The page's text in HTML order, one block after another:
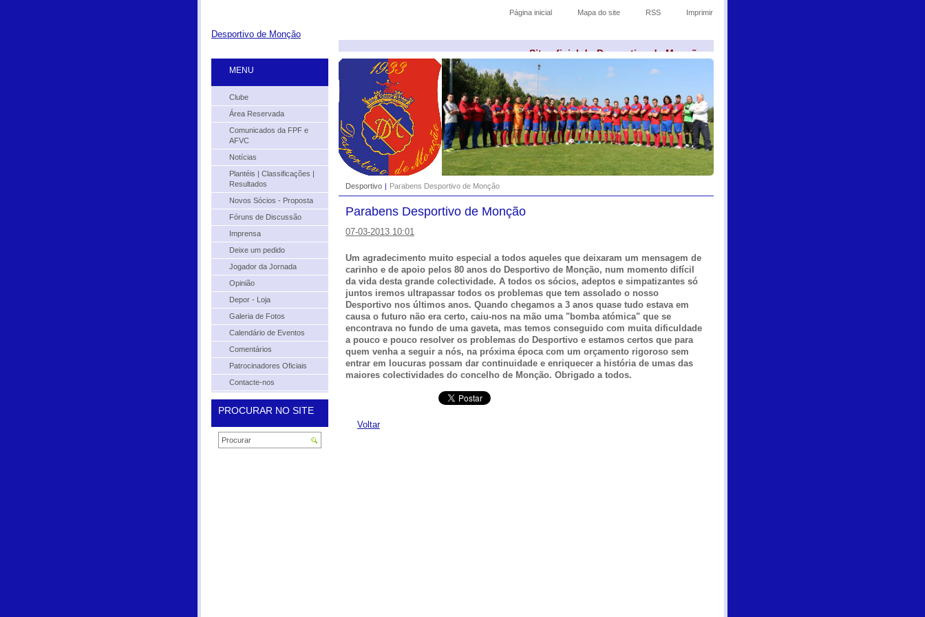
Desportivo de Monção
Site oficial do Desportivo de Monção
Desportivo | Parabens Desportivo de Monção
Parabens Desportivo de Monção
07-03-2013 10:01
Um agradecimento muito especial a todos aqueles que deixaram um mensagem de
carinho e de apoio pelos 80 anos do Desportivo de Monção, num momento difícil
da vida desta grande colectividade. A todos os sócios, adeptos e simpatizantes só
juntos iremos ultrapassar todos os problemas que tem assolado o nosso
Desportivo nos últimos anos. Quando chegamos a 3 anos quase tudo estava em
causa o futuro não era certo, caiu-nos na mão uma "bomba atómica" que se
encontrava no fundo de uma gaveta, mas temos conseguido com muita dificuldade
a pouco e pouco resolver os problemas do Desportivo e estamos certos que para
quem venha a seguir a nós, na próxima época com um orçamento rigoroso sem
entrar em loucuras possam dar continuidade e enriquecer a história de umas das
maiores colectividades do concelho de Monção. Obrigado a todos.
Voltar
MENU
Clube
Área Reservada
Comunicados da FPF e
AFVC
Notícias
Plantéis | Classificações |
Resultados
Novos Sócios - Proposta
Fóruns de Discussão
Imprensa
Deixe um pedido
Jogador da Jornada
Opinião
Depor - Loja
Galeria de Fotos
Calendário de Eventos
Comentários
Patrocinadores Oficiais
Contacte-nos
PROCURAR NO SITE
Página inicial Mapa do site RSS Imprimir